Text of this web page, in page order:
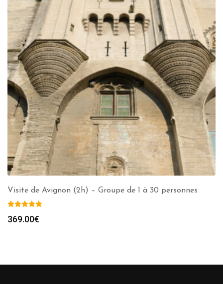
Visite de Avignon (2h) – Groupe de 1 à 30 personnes
369.00€